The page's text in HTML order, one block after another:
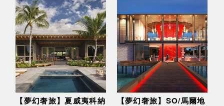
【夢幻奢旅】夏威夷科納
【夢幻奢旅】SO/馬爾地